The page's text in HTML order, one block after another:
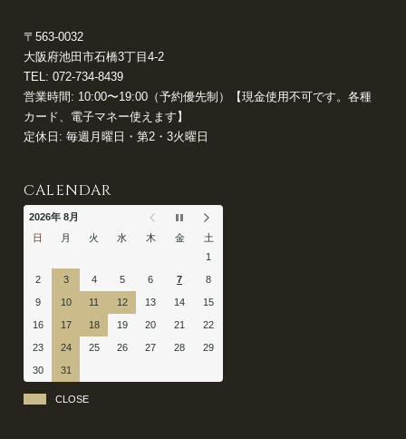
〒563-0032
大阪府池田市石橋3丁目4-2
TEL: 072-734-8439
営業時間: 10:00〜19:00（予約優先制）【現金使用不可です。各種
カード、電子マネー使えます】
定休日: 毎週月曜日・第2・3火曜日
CALENDAR
2026年 8月
日
月 火 水 木 金
土
1
2 3 4 5 6 7 8
9 10 11 12 13 14 15
16 17 18 19 20 21 22
23 24 25 26 27 28 29
30 31
CLOSE